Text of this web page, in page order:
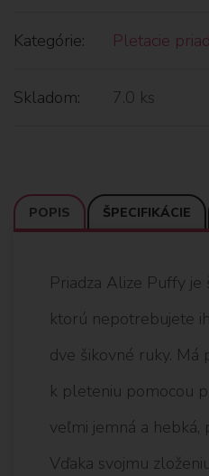
Kategórie: Pletacie
Skladom: 7.0 ks
POPIS ŠPECIFIKÁCIE
Priadza Alize Puffy je
ktorú nepotrebujete
dve šikovné ruky. Má
k pleteniu pomocou
veľmi jemná a hebká,
Vďaka svojmu